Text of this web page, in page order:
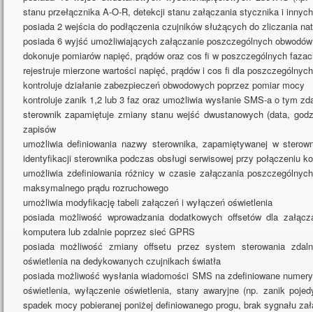
stanu przełącznika A-O-R, detekcji stanu załączania stycznika i
posiada 2 wejścia do podłączenia czujników służących do zliczania
posiada 6 wyjść umożliwiających załączanie poszczególnych
dokonuje pomiarów napięć, prądów oraz cos fi w poszczególnych
rejestruje mierzone wartości napięć, prądów i cos fi dla
kontroluje działanie zabezpieczeń obwodowych poprzez pomiar mocy
kontroluje zanik 1,2 lub 3 faz oraz umożliwia wysłanie SMS-a o tym
sterownik zapamiętuje zmiany stanu wejść dwustanowych (data,
zapisów
umożliwia definiowania nazwy sterownika, zapamiętywanej w
identyfikacji sterownika podczas obsługi serwisowej przy połączeniu
umożliwia zdefiniowania różnicy w czasie załączania
maksymalnego prądu rozruchowego
umożliwia modyfikację tabeli załączeń i wyłączeń oświetlenia
posiada możliwość wprowadzania dodatkowych offsetów dla
komputera lub zdalnie poprzez sieć GPRS
posiada możliwość zmiany offsetu przez system sterowania
oświetlenia na dedykowanych czujnikach światła
posiada możliwość wysłania wiadomości SMS na zdefiniowane
oświetlenia, wyłączenie oświetlenia, stany awaryjne (np. zanik
spadek mocy pobieranej poniżej definiowanego progu, brak sygnału